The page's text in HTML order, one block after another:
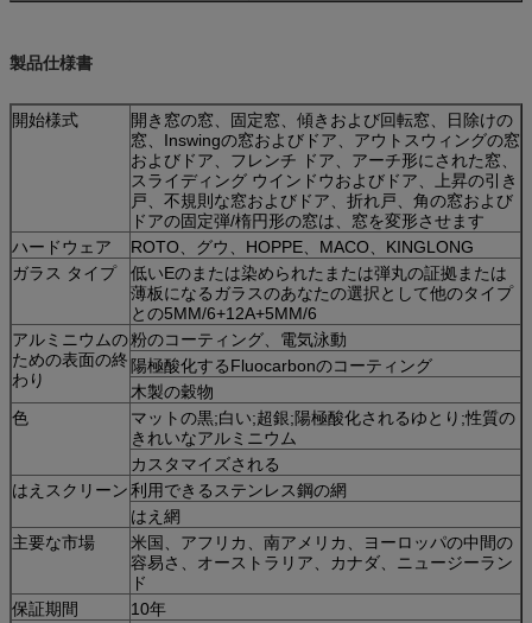
製品仕様書
開始様式
開き窓の窓、固定窓、傾きおよび回転窓、日除けの
窓、Inswingの窓およびドア、アウトスウィングの窓
およびドア、フレンチ ドア、アーチ形にされた窓、
スライディング ウインドウおよびドア、上昇の引き
戸、不規則な窓およびドア、折れ戸、角の窓および
ドアの固定弾/楕円形の窓は、窓を変形させます
ハードウェア
ROTO、グウ、HOPPE、MACO、KINGLONG
ガラス タイプ
低いEのまたは染められたまたは弾丸の証拠または
薄板になるガラスのあなたの選択として他のタイプ
との5MM/6+12A+5MM/6
アルミニウムの
ための表面の終
わり
粉のコーティング、電気泳動
陽極酸化するFluocarbonのコーティング
木製の穀物
色
マットの黒;白い;超銀;陽極酸化されるゆとり;性質の
きれいなアルミニウム
カスタマイズされる
はえスクリーン利用できるステンレス鋼の網
はえ網
主要な市場
米国、アフリカ、南アメリカ、ヨーロッパの中間の
容易さ、オーストラリア、カナダ、ニュージーラン
ド
保証期間
10年